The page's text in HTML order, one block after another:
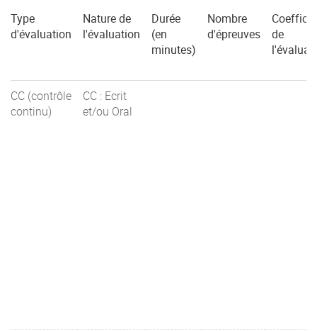
Type
d'évaluation
Nature de
l'évaluation
Durée
(en
minutes)
Nombre
d'épreuves
de
CC (contrôle
continu)
CC : Ecrit
et/ou Oral